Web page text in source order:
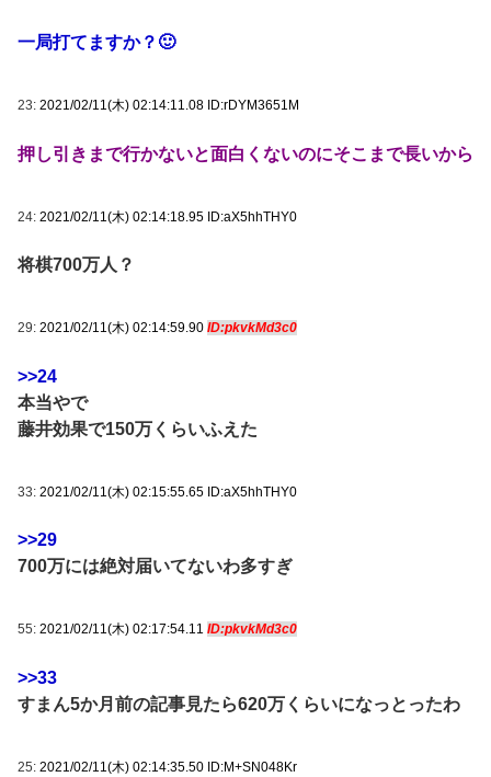
一局打てますか？🙂
23: 2021/02/11(木) 02:14:11.08 ID:rDYM3651M
押し引きまで行かないと面白くないのにそこまで長いから
24: 2021/02/11(木) 02:14:18.95 ID:aX5hhTHY0
将棋700万人？
29: 2021/02/11(木) 02:14:59.90 ID:pkvkMd3c0
>>24
本当やで
藤井効果で150万くらいふえた
33: 2021/02/11(木) 02:15:55.65 ID:aX5hhTHY0
>>29
700万には絶対届いてないわ多すぎ
55: 2021/02/11(木) 02:17:54.11 ID:pkvkMd3c0
>>33
すまん5か月前の記事見たら620万くらいになっとったわ
25: 2021/02/11(木) 02:14:35.50 ID:M+SN048Kr